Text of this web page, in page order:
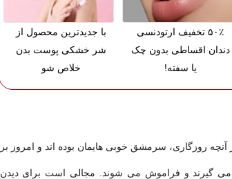
۵۰٪ تخفیف ارتودنسی
دندان اقساطی بدون چک
یا سفته!
با جدیدترین محصول از
شر خشکی پوست بدن
خلاص شو
روزگارى، سرمشق خوبى هایمان بوده اند و امروز بر
مى گیرند و فراموش مى شوند. مجالى است براى دیدن